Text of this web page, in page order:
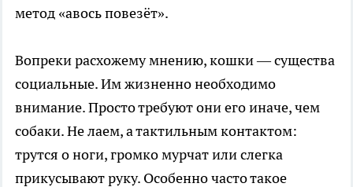
метод «авось повезёт».
Вопреки расхожему мнению, кошки — существа
социальные. Им жизненно необходимо
внимание. Просто требуют они его иначе, чем
собаки. Не лаем, а тактильным контактом:
трутся о ноги, громко мурчат или слегка
прикусывают руку. Особенно часто такое